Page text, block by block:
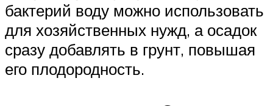
бактерий воду можно использовать
для хозяйственных нужд, а осадок
сразу добавлять в грунт, повышая
его плодородность.